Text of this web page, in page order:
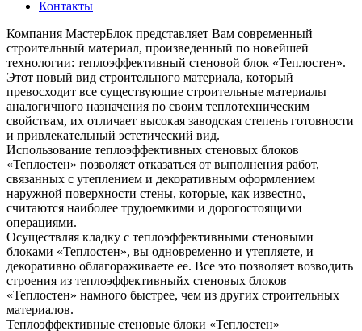
Контакты
Компания МастерБлок представляет Вам современный
строительный материал, произведенный по новейшей
технологии: теплоэффективный стеновой блок «Теплостен».
Этот новый вид строительного материала, который
превосходит все существующие строительные материалы
аналогичного назначения по своим теплотехническим
свойствам, их отличает высокая заводская степень готовности
и привлекательный эстетический вид.
Использование теплоэффективных стеновых блоков
«Теплостен» позволяет отказаться от выполнения работ,
связанных с утеплением и декоративным оформлением
наружной поверхности стены, которые, как известно,
считаются наиболее трудоемкими и дорогостоящими
операциями.
Осуществляя кладку с теплоэффективными стеновыми
блоками «Теплостен», вы одновременно и утепляете, и
декоративно облагораживаете ее. Все это позволяет возводить
строения из теплоэффективныйх стеновых блоков
«Теплостен» намного быстрее, чем из других строительных
материалов.
Теплоэффективные стеновые блоки «Теплостен»